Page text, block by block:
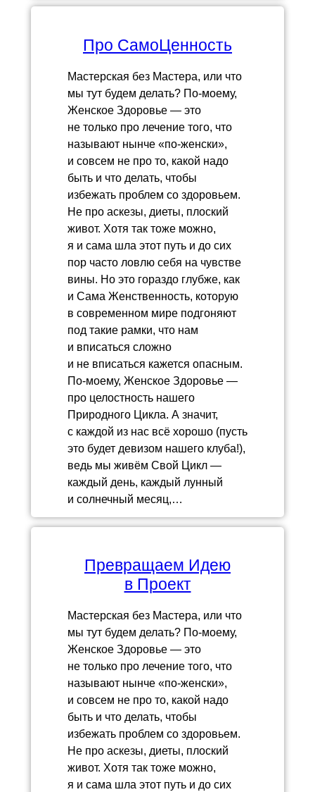
Про СамоЦенность
Мастерская без Мастера, или что
мы тут будем делать? По-моему,
Женское Здоровье — это
не только про лечение того, что
называют нынче «по-женски»,
и совсем не про то, какой надо
быть и что делать, чтобы
избежать проблем со здоровьем.
Не про аскезы, диеты, плоский
живот. Хотя так тоже можно,
я и сама шла этот путь и до сих
пор часто ловлю себя на чувстве
вины. Но это гораздо глубже, как
и Сама Женственность, которую
в современном мире подгоняют
под такие рамки, что нам
и вписаться сложно
и не вписаться кажется опасным.
По-моему, Женское Здоровье —
про целостность нашего
Природного Цикла. А значит,
с каждой из нас всё хорошо (пусть
это будет девизом нашего клуба!),
ведь мы живём Свой Цикл —
каждый день, каждый лунный
и солнечный месяц,…
Превращаем Идею
в Проект
Мастерская без Мастера, или что
мы тут будем делать? По-моему,
Женское Здоровье — это
не только про лечение того, что
называют нынче «по-женски»,
и совсем не про то, какой надо
быть и что делать, чтобы
избежать проблем со здоровьем.
Не про аскезы, диеты, плоский
живот. Хотя так тоже можно,
я и сама шла этот путь и до сих